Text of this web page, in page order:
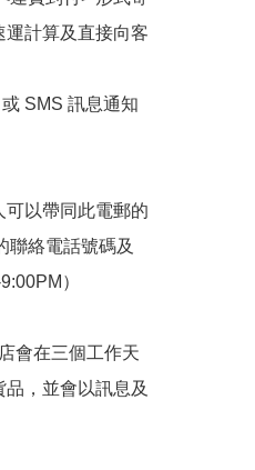
計算及直接向客
SMS 訊息通知
可以帶同此電郵的
聯絡電話號碼及
）
會在三個工作天
，並會以訊息及